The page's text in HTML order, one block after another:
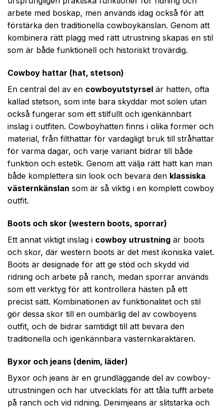
arbete med boskap, men används idag också för att
förstärka den traditionella cowboykänslan. Genom att
kombinera rätt plagg med rätt utrustning skapas en stil
som är både funktionell och historiskt trovärdig.
Cowboy hattar (hat, stetson)
En central del av en cowboy­utstyrsel är hatten, ofta
kallad stetson, som inte bara skyddar mot solen utan
också fungerar som ett stilfullt och igenkännbart
inslag i outfiten. Cowboyhatten finns i olika former och
material, från filthattar för vardagligt bruk till stråhattar
för varma dagar, och varje variant bidrar till både
funktion och estetik. Genom att välja rätt hatt kan man
både komplettera sin look och bevara den klassiska
västernkänslan som är så viktig i en komplett cowboy
outfit.
Boots och skor (western boots, sporrar)
Ett annat viktigt inslag i cowboy utrustning är boots
och skor, där western boots är det mest ikoniska valet.
Boots är designade för att ge stöd och skydd vid
ridning och arbete på ranch, medan sporrar används
som ett verktyg för att kontrollera hästen på ett
precist sätt. Kombinationen av funktionalitet och stil
gör dessa skor till en oumbärlig del av cowboyens
outfit, och de bidrar samtidigt till att bevara den
traditionella och igenkännbara västernkaraktären.
Byxor och jeans (denim, läder)
Byxor och jeans är en grundläggande del av cowboy­
utrustningen och har utvecklats för att tåla tufft arbete
på ranch och vid ridning. Denimjeans är slitstarka och